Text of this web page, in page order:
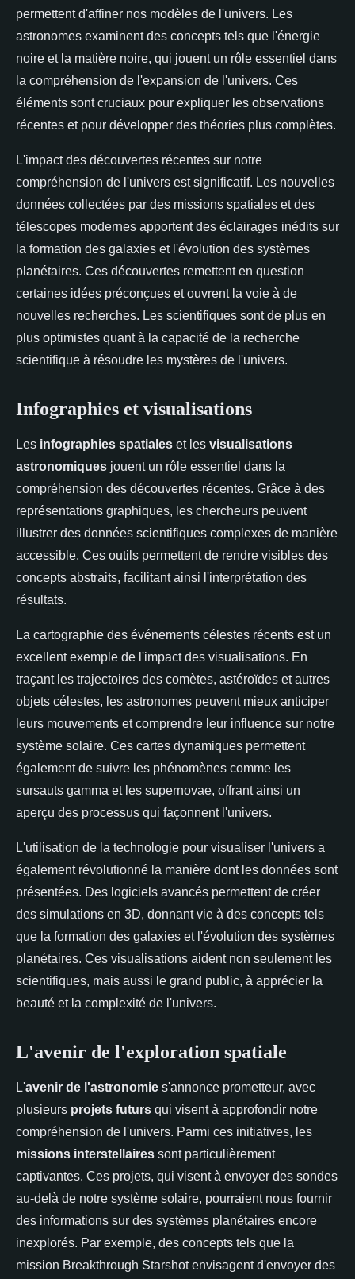
permettent d'affiner nos modèles de l'univers. Les
astronomes examinent des concepts tels que l'énergie
noire et la matière noire, qui jouent un rôle essentiel dans
la compréhension de l'expansion de l'univers. Ces
éléments sont cruciaux pour expliquer les observations
récentes et pour développer des théories plus complètes.
L'impact des découvertes récentes sur notre
compréhension de l'univers est significatif. Les nouvelles
données collectées par des missions spatiales et des
télescopes modernes apportent des éclairages inédits sur
la formation des galaxies et l'évolution des systèmes
planétaires. Ces découvertes remettent en question
certaines idées préconçues et ouvrent la voie à de
nouvelles recherches. Les scientifiques sont de plus en
plus optimistes quant à la capacité de la recherche
scientifique à résoudre les mystères de l'univers.
Infographies et visualisations
Les infographies spatiales et les visualisations
astronomiques jouent un rôle essentiel dans la
compréhension des découvertes récentes. Grâce à des
représentations graphiques, les chercheurs peuvent
illustrer des données scientifiques complexes de manière
accessible. Ces outils permettent de rendre visibles des
concepts abstraits, facilitant ainsi l'interprétation des
résultats.
La cartographie des événements célestes récents est un
excellent exemple de l'impact des visualisations. En
traçant les trajectoires des comètes, astéroïdes et autres
objets célestes, les astronomes peuvent mieux anticiper
leurs mouvements et comprendre leur influence sur notre
système solaire. Ces cartes dynamiques permettent
également de suivre les phénomènes comme les
sursauts gamma et les supernovae, offrant ainsi un
aperçu des processus qui façonnent l'univers.
L'utilisation de la technologie pour visualiser l'univers a
également révolutionné la manière dont les données sont
présentées. Des logiciels avancés permettent de créer
des simulations en 3D, donnant vie à des concepts tels
que la formation des galaxies et l'évolution des systèmes
planétaires. Ces visualisations aident non seulement les
scientifiques, mais aussi le grand public, à apprécier la
beauté et la complexité de l'univers.
L'avenir de l'exploration spatiale
L'avenir de l'astronomie s'annonce prometteur, avec
plusieurs projets futurs qui visent à approfondir notre
compréhension de l'univers. Parmi ces initiatives, les
missions interstellaires sont particulièrement
captivantes. Ces projets, qui visent à envoyer des sondes
au-delà de notre système solaire, pourraient nous fournir
des informations sur des systèmes planétaires encore
inexplorés. Par exemple, des concepts tels que la
mission Breakthrough Starshot envisagent d'envoyer des